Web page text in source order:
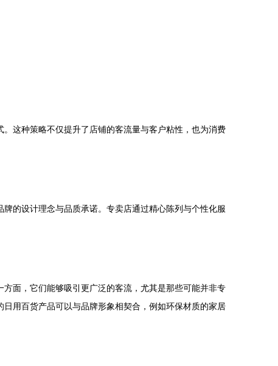
这种策略不仅提升了店铺的客流量与客户粘性，也为消费
的设计理念与品质承诺。专卖店通过精心陈列与个性化服
面，它们能够吸引更广泛的客流，尤其是那些可能并非专
用百货产品可以与品牌形象相契合，例如环保材质的家居